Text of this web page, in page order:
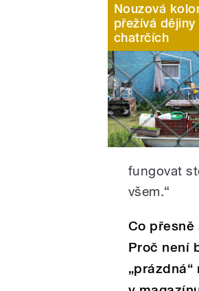
Nouzová
přežívá
chatrčích
fungovat
všem.“
Co
Proč není